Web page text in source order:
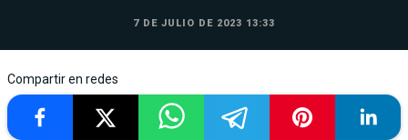
7 DE JULIO DE 2023 13:33
Compartir en redes